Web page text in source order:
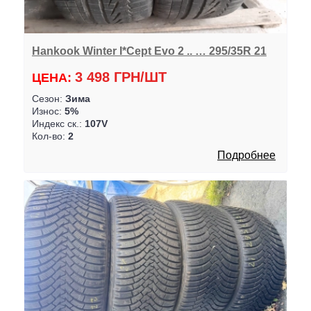
Hankook Winter I*Cept Evo 2 .. … 295/35R 21
ЦЕНА: 3 498 ГРН/ШТ
Сезон: Зима
Износ: 5%
Индекс ск.: 107V
Кол-во: 2
Подробнее